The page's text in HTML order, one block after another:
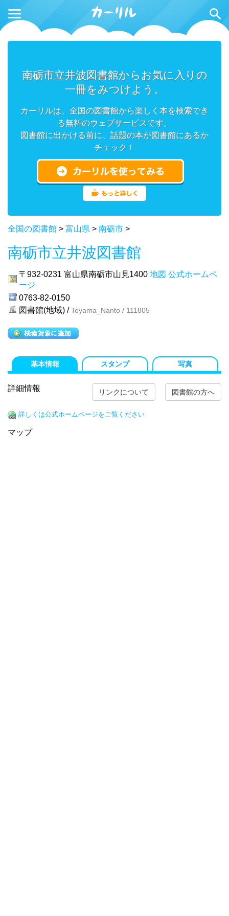
南砺市立井波図書館からお気に入りの
一冊をみつけよう。
カーリルは、全国の図書館から楽しく本を検索でき
る無料のウェブサービスです。
図書館に出かける前に、話題の本が図書館にあるか
チェック！
全国の図書館 > 富山県 > 南砺市 >
南砺市立井波図書館
〒932-0231 富山県南砺市山見1400 地図 公式ホームペ
ージ
0763-82-0150
図書館(地域) / Toyama_Nanto / 111805
基本情報 スタンプ 写真
リンクについて 図書館の方へ
詳細情報
詳しくは公式ホームページをご覧ください
マップ